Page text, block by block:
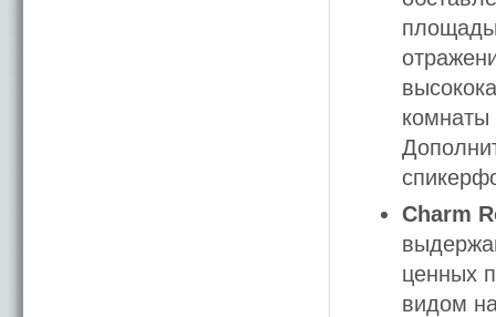
комнаты
Charm
ценных
видом